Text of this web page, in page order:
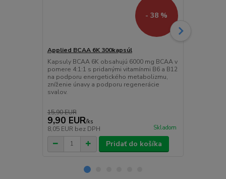
- 38 %
Applied BCAA 6K 300kapsúl
Kapsuly BCAA 6K obsahujú 6000 mg BCAA v
pomere 4:1:1 s pridanými vitamínmi B6 a B12
na podporu energetického metabolizmu,
zníženie únavy a podporu regenerácie
svalov.
15,90 EUR
9,90 EUR/ks
8,05 EUR bez DPH Skladom
Pridať do košíka